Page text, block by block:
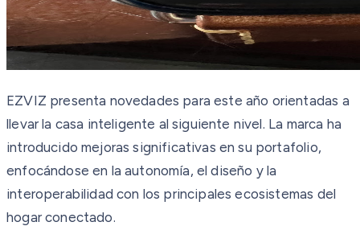
EZVIZ presenta novedades para este año orientadas a
llevar la casa inteligente al siguiente nivel. La marca ha
introducido mejoras significativas en su portafolio,
enfocándose en la autonomía, el diseño y la
interoperabilidad con los principales ecosistemas del
hogar conectado.